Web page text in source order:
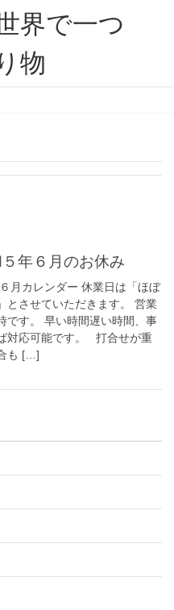
界で一つ
物
５年６月のお休み
月カレンダー 休業日は「ほぼ
とさせていただきます。 営業
です。 早い時間遅い時間、事
対応可能です。 打合せが重
も […]